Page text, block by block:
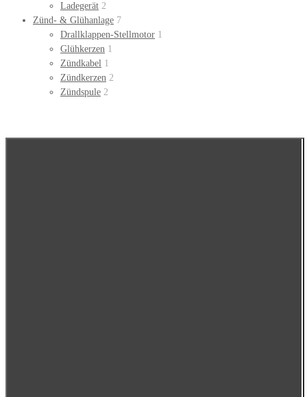
Ladegerät 2
Zünd- & Glühanlage 7
Drallklappen-Stellmotor 1
Glühkerzen 1
Zündkabel 1
Zündkerzen 2
Zündspule 2